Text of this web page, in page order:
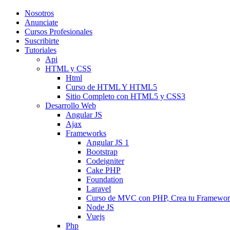
Nosotros
Anunciate
Cursos Profesionales
Suscribirte
Tutoriales
Api
HTML y CSS
Html
Curso de HTML Y HTML5
Sitio Completo con HTML5 y CSS3
Desarrollo Web
Angular JS
Ajax
Frameworks
Angular JS 1
Bootstrap
Codeigniter
Cake PHP
Foundation
Laravel
Curso de MVC con PHP, Crea tu
Node JS
Vuejs
Php